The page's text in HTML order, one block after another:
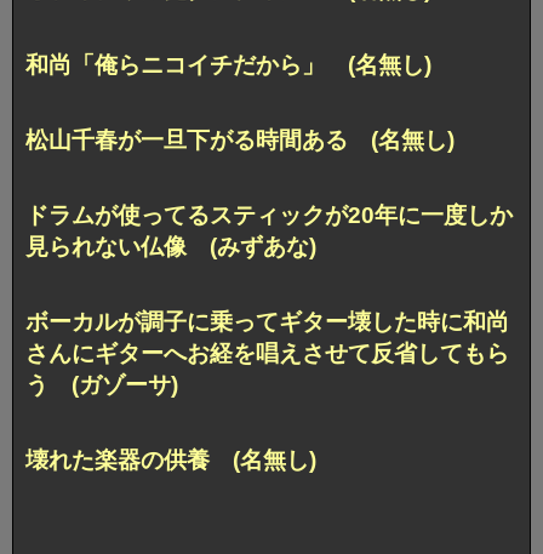
和尚「俺らニコイチだから」 (名無し)
松山千春が一旦下がる時間ある (名無し)
ドラムが使ってるスティックが20年に一度しか
見られない仏像 (みずあな)
ボーカルが調子に乗ってギター壊した時に和尚
さんにギターへお経を唱えさせて反省してもら
う (ガゾーサ)
壊れた楽器の供養 (名無し)